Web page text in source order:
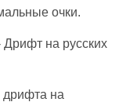
очки.
дрифта на